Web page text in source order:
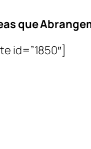
que
id=”1850″]